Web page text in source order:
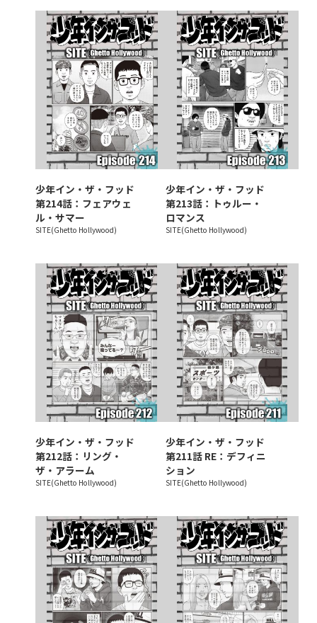
少年イン・ザ・フッド
第214話：フェアウェ
ル・サマー
SITE(Ghetto Hollywood)
少年イン・ザ・フッド
第213話：トゥルー・
ロマンス
SITE(Ghetto Hollywood)
少年イン・ザ・フッド
第212話：リング・
ザ・アラーム
SITE(Ghetto Hollywood)
少年イン・ザ・フッド
第211話 RE：デフィニ
ション
SITE(Ghetto Hollywood)